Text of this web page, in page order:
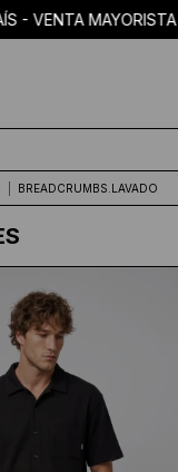
BREADCRUMBS.LAVADO
DUET